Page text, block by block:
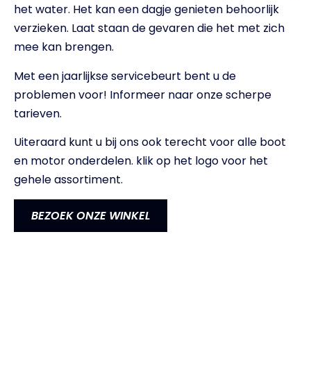
het water. Het kan een dagje genieten behoorlijk
verzieken. Laat staan de gevaren die het met zich
mee kan brengen.
Met een jaarlijkse servicebeurt bent u de
problemen voor! Informeer naar onze scherpe
tarieven.
Uiteraard kunt u bij ons ook terecht voor alle boot
en motor onderdelen. klik op het logo voor het
gehele assortiment.
BEZOEK ONZE WINKEL